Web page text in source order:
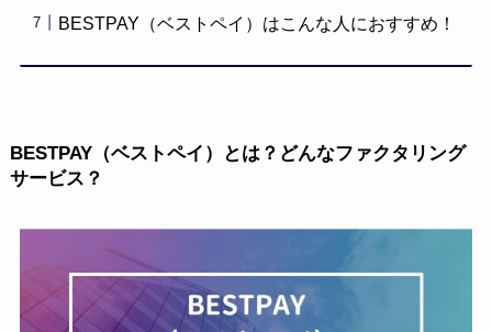
BESTPAY（ベストペイ）はこんな人におすすめ！
BESTPAY（ベストペイ）とは？どんなファクタリング
サービス？